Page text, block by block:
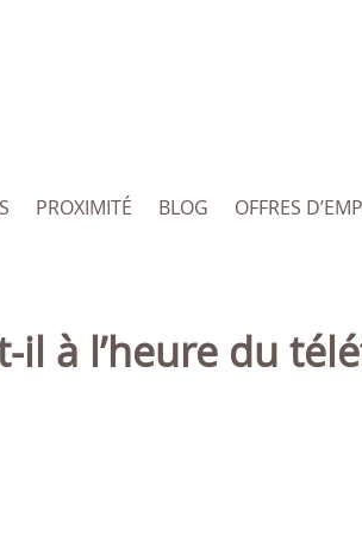
PROXIMITÉ BLOG OFFRES
il à l’heure du